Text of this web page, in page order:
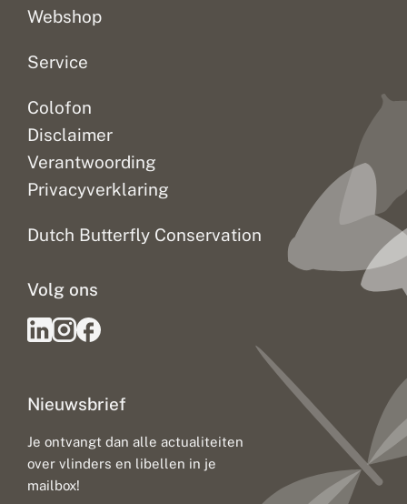
Webshop
Service
Colofon
Disclaimer
Verantwoording
Privacyverklaring
Dutch Butterfly Conservation
Nieuwsbrief
Je ontvangt dan alle actualiteiten
over vlinders en libellen in je
mailbox!
Volg ons